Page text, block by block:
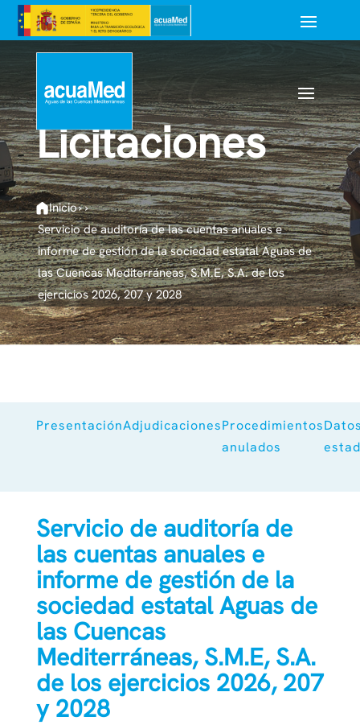
Licitaciones
Inicio› ›
Servicio de auditoría de las cuentas anuales e
informe de gestión de la sociedad estatal Aguas de
las Cuencas Mediterráneas, S.M.E, S.A. de los
ejercicios 2026, 207 y 2028
PresentaciónAdjudicacionesProcedimientos
anulados
Servicio de auditoría de
las cuentas anuales e
informe de gestión de la
sociedad estatal Aguas de
las Cuencas
Mediterráneas, S.M.E, S.A.
de los ejercicios 2026, 207
y 2028